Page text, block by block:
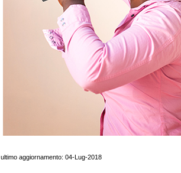
ultimo aggiornamento: 04-Lug-2018